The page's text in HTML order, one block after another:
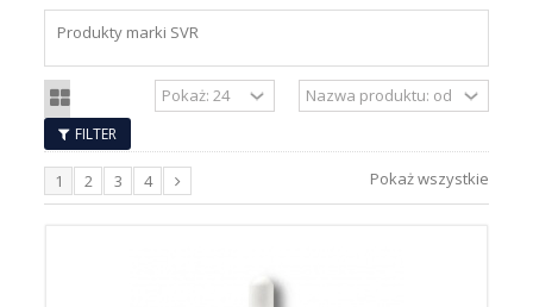
Produkty marki SVR
FILTER
Pokaż wszystkie
1 2 3 4